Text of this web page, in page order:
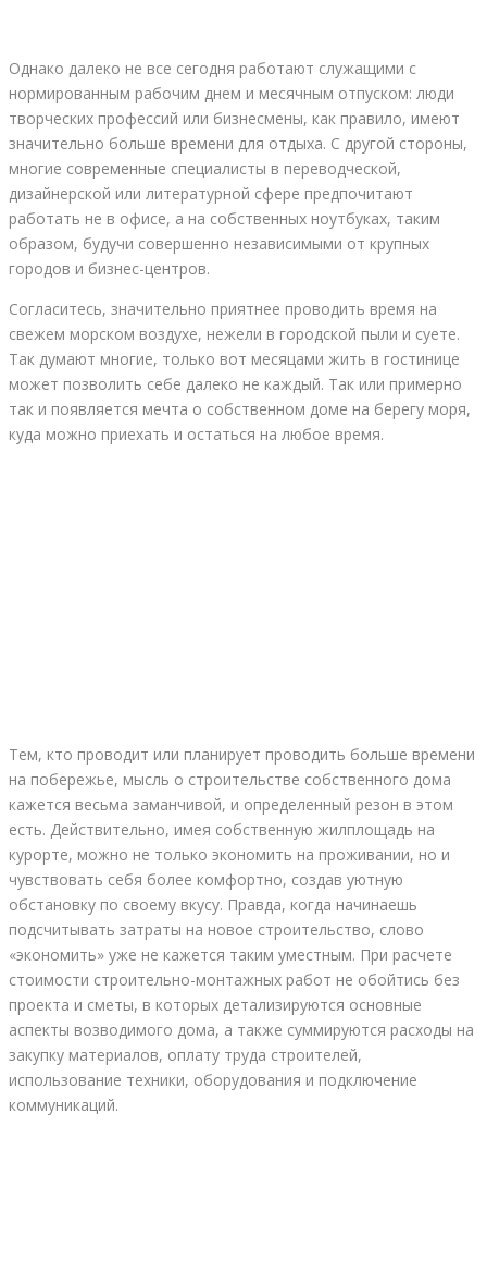
Однако далеко не все сегодня работают служащими с
нормированным рабочим днем и месячным отпуском: люди
творческих профессий или бизнесмены, как правило, имеют
значительно больше времени для отдыха. С другой стороны,
многие современные специалисты в переводческой,
дизайнерской или литературной сфере предпочитают
работать не в офисе, а на собственных ноутбуках, таким
образом, будучи совершенно независимыми от крупных
городов и бизнес-центров.
Согласитесь, значительно приятнее проводить время на
свежем морском воздухе, нежели в городской пыли и суете.
Так думают многие, только вот месяцами жить в гостинице
может позволить себе далеко не каждый. Так или примерно
так и появляется мечта о собственном доме на берегу моря,
куда можно приехать и остаться на любое время.
Тем, кто проводит или планирует проводить больше времени
на побережье, мысль о строительстве собственного дома
кажется весьма заманчивой, и определенный резон в этом
есть. Действительно, имея собственную жилплощадь на
курорте, можно не только экономить на проживании, но и
чувствовать себя более комфортно, создав уютную
обстановку по своему вкусу. Правда, когда начинаешь
подсчитывать затраты на новое строительство, слово
«экономить» уже не кажется таким уместным. При расчете
стоимости строительно-монтажных работ не обойтись без
проекта и сметы, в которых детализируются основные
аспекты возводимого дома, а также суммируются расходы на
закупку материалов, оплату труда строителей,
использование техники, оборудования и подключение
коммуникаций.